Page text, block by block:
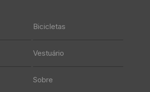
Bicicletas
Vestuário
Sobre